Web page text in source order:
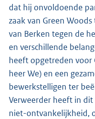
dat hij onvoldoende
zaak van Green
van Berken tegen de
en verschillende
heeft opgetreden voor
heer We) en een
bewerkstelligen ter
Verweerder heeft in
niet-ontvankelijkheid,